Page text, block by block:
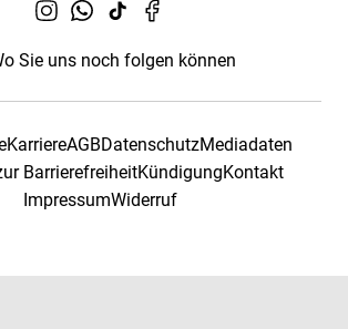
Sie uns noch folgen können
KarriereAGBDatenschutzMediadaten
BarrierefreiheitKündigungKontakt
ImpressumWiderruf